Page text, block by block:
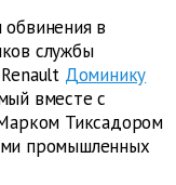
в
службы
Доминику
вместе с
Тиксадором
промышленных